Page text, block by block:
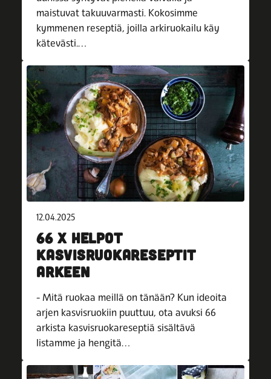
maistuvat takuuvarmasti. Kokosimme
kymmenen reseptiä, joilla arkiruokailu käy
kätevästi.…
12.04.2025
66 X HELPOT
KASVISRUOKARESEPTIT
ARKEEN
- Mitä ruokaa meillä on tänään? Kun ideoita
arjen kasvisruokiin puuttuu, ota avuksi 66
arkista kasvisruokareseptiä sisältävä
listamme ja hengitä…